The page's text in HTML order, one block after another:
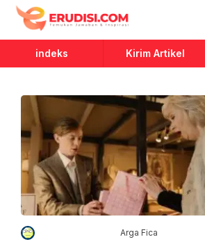
Erudisi
Temukan Jawaban dan Inspirasi
indeks Kirim Artikel
Arga Fica